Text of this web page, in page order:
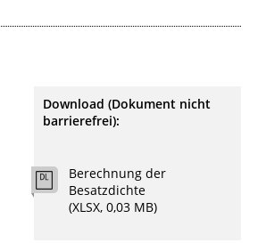
Download (Dokument nicht
barrierefrei):
Berechnung der
Besatzdichte
(XLSX, 0,03 MB)